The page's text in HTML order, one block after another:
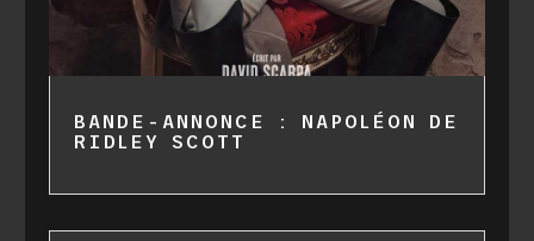
BANDE-ANNONCE : NAPOLÉON DE
RIDLEY SCOTT